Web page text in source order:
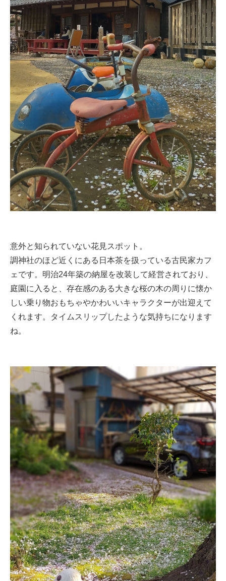
意外と知られていない花見スポット。
調神社のほど近くにある日本茶を扱っている古民家カフ
ェです。明治24年築の納屋を改装して経営されており、
庭園に入ると、存在感のある大きな桜の木の周りに懐か
しい乗り物おもちゃやかわいいキャラクターが出迎えて
くれます。タイムスリップしたような気持ちになります
ね。